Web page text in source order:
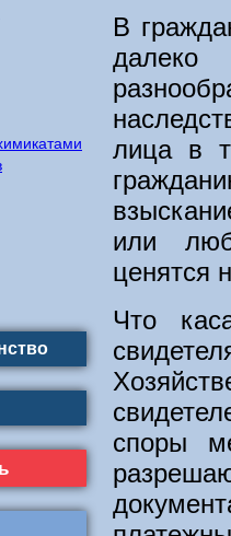
В
лица в
или
ценятся
Что
споры